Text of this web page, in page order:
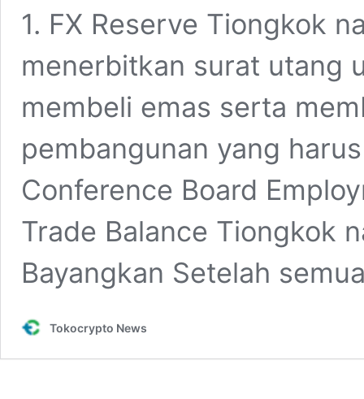
1. FX Reserve Tiongkok
menerbitkan surat utang
membeli emas serta
pembangunan yang
Conference Board
Trade Balance Tiongkok
Bayangkan Setelah
Tokocrypto News